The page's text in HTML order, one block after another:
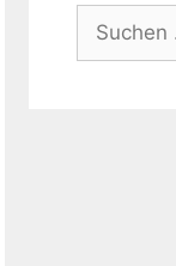
nach: